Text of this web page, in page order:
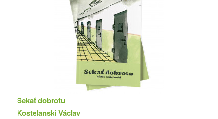
Sekať dobrotu
Kostelanski Václav